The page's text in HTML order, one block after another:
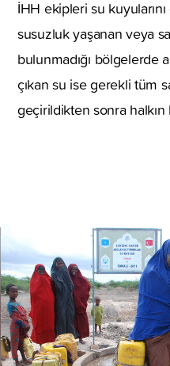
İHH ekipleri su
susuzluk yaşanan veya
bulunmadığı bölgelerde
çıkan su ise gerekli tüm
geçirildikten sonra halkın